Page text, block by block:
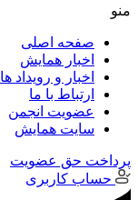
منو
صفحه اصلی
اخبار همایش
اخبار و رویداد ها
ارتباط با ما
عضویت انجمن
سایت همایش
پرداخت حق عضویت
حساب کاربری